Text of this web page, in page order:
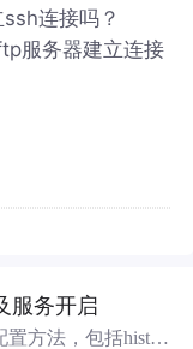
连接吗？
服务器建立连接
服务开启
置方法，包括histor